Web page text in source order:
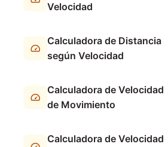
Velocidad
Calculadora de Distancia
según Velocidad
Calculadora de Velocidad
de Movimiento
Calculadora de Velocidad